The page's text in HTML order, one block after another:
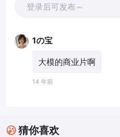
登录后可发布～
1の宝
大模的商业片啊
14 年前
猜你喜欢